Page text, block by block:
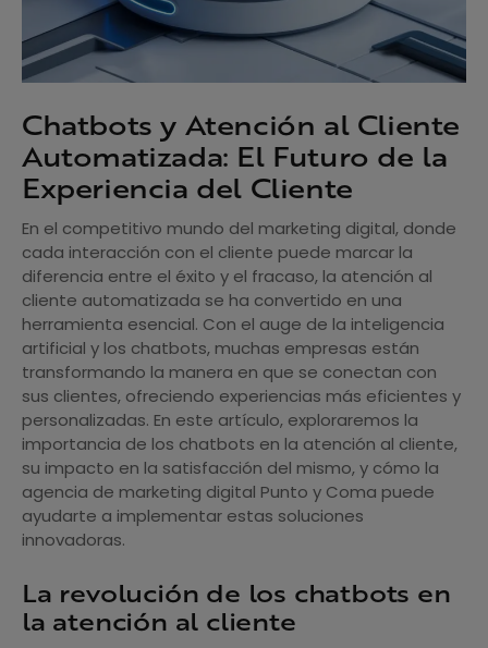
Chatbots y Atención al Cliente
Automatizada: El Futuro de la
Experiencia del Cliente
En el competitivo mundo del marketing digital, donde
cada interacción con el cliente puede marcar la
diferencia entre el éxito y el fracaso, la atención al
cliente automatizada se ha convertido en una
herramienta esencial. Con el auge de la inteligencia
artificial y los chatbots, muchas empresas están
transformando la manera en que se conectan con
sus clientes, ofreciendo experiencias más eficientes y
personalizadas. En este artículo, exploraremos la
importancia de los chatbots en la atención al cliente,
su impacto en la satisfacción del mismo, y cómo la
agencia de marketing digital Punto y Coma puede
ayudarte a implementar estas soluciones
innovadoras.
La revolución de los chatbots en
la atención al cliente